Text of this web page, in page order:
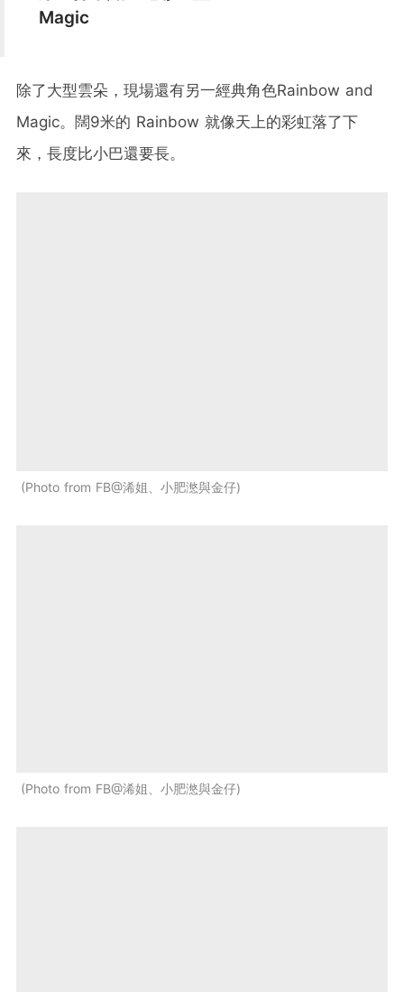
Magic
除了大型雲朵，現場還有另一經典角色Rainbow and
Magic。闊9米的 Rainbow 就像天上的彩虹落了下
來，長度比小巴還要長。
Photo from FB@浠姐、小肥滺與金仔
Photo from FB@浠姐、小肥滺與金仔